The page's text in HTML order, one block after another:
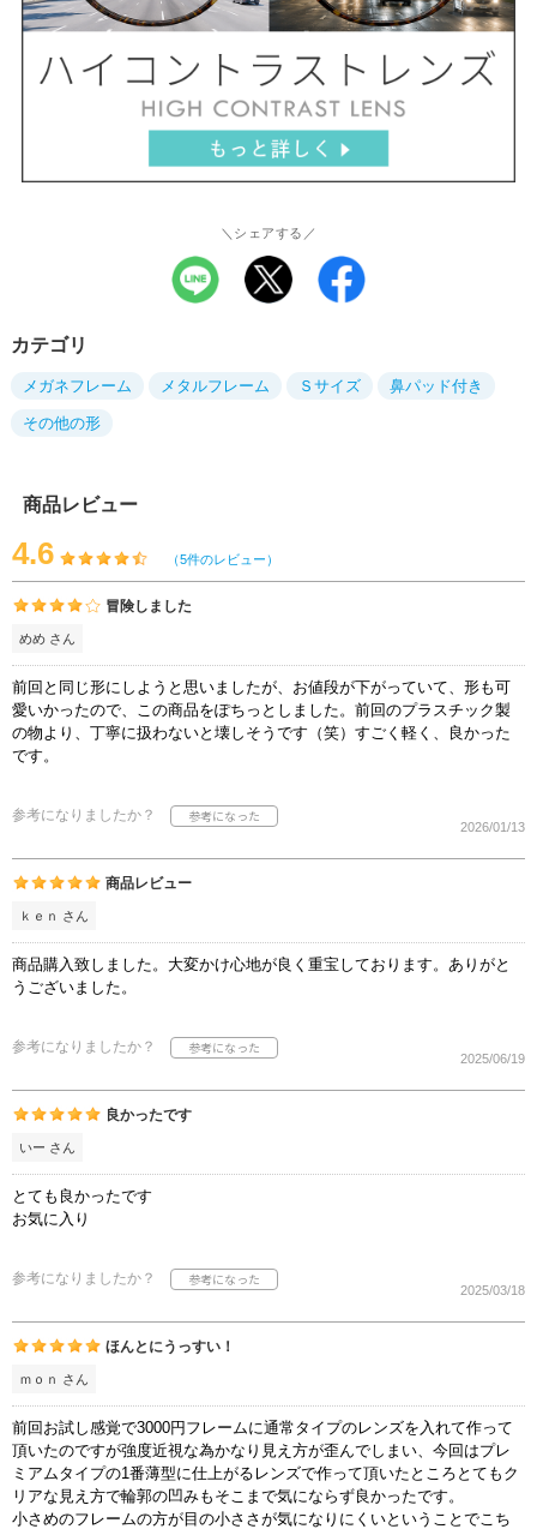
＼シェアする／
カテゴリ
メガネフレーム メタルフレーム Ｓサイズ 鼻パッド付き
その他の形
商品レビュー
4.6 （5件のレビュー）
冒険しました
めめ さん
前回と同じ形にしようと思いましたが、お値段が下がっていて、形も可
愛いかったので、この商品をぽちっとしました。前回のプラスチック製
の物より、丁寧に扱わないと壊しそうです（笑）すごく軽く、良かった
です。
参考になりましたか？
2026/01/13
商品レビュー
ｋｅｎ さん
商品購入致しました。大変かけ心地が良く重宝しております。ありがと
うございました。
参考になりましたか？
2025/06/19
良かったです
いー さん
とても良かったです
お気に入り
参考になりましたか？
2025/03/18
ほんとにうっすい！
ｍｏｎ さん
前回お試し感覚で3000円フレームに通常タイプのレンズを入れて作って
頂いたのですが強度近視な為かなり見え方が歪んでしまい、今回はプレ
ミアムタイプの1番薄型に仕上がるレンズで作って頂いたところとてもク
リアな見え方で輪郭の凹みもそこまで気にならず良かったです。
小さめのフレームの方が目の小ささが気になりにくいということでこち